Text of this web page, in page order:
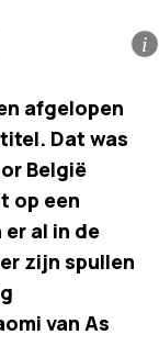
i
afgelopen
Dat was
België
op een
al in de
zijn spullen
van As